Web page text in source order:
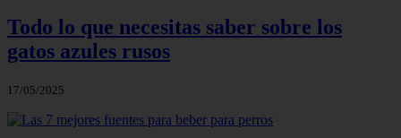
Todo lo que necesitas saber sobre los
gatos azules rusos
17/05/2025